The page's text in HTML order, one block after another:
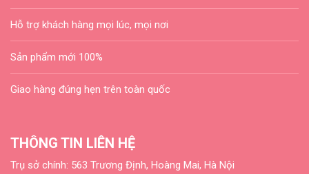
Hỗ trợ khách hàng mọi lúc, mọi nơi
Sản phẩm mới 100%
Giao hàng đúng hẹn trên toàn quốc
THÔNG TIN LIÊN HỆ
Trụ sở chính: 563 Trương Định, Hoàng Mai, Hà Nội